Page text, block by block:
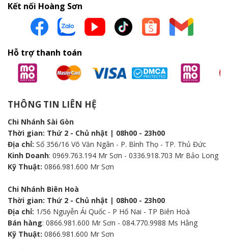
Kết nối Hoàng Sơn
Hỗ trợ thanh toán
THÔNG TIN LIÊN HỆ
Chi Nhánh Sài Gòn
Thời gian: Thứ 2 - Chủ nhật | 08h00 - 23h00
Địa chỉ: Số 356/16 Võ Văn Ngân - P. Bình Thọ - TP. Thủ Đức
Kinh Doanh: 0969.763.194 Mr Sơn - 0336.918.703 Mr Bảo Long
Kỹ Thuật: 0866.981.600 Mr Sơn
Chi Nhánh Biên Hoà
Thời gian: Thứ 2 - Chủ nhật | 08h00 - 23h00
Địa chỉ: 1/56 Nguyễn Ái Quốc - P Hố Nai - TP Biên Hoà
Bán hàng: 0866.981.600 Mr Sơn - 084.770.9988 Ms Hằng
Kỹ Thuật: 0866.981.600 Mr Sơn